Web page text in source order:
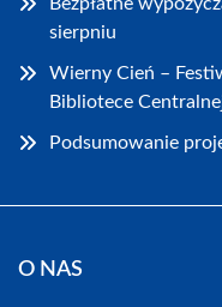
sierpniu
Wierny Cień –
Bibliotece
Podsumowanie
O NAS